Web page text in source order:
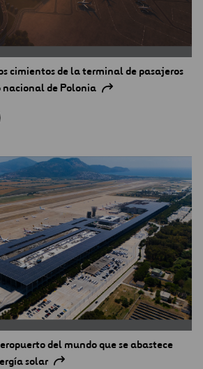
cimientos de la terminal de pasajeros
de Polonia
del mundo que se abastece
solar